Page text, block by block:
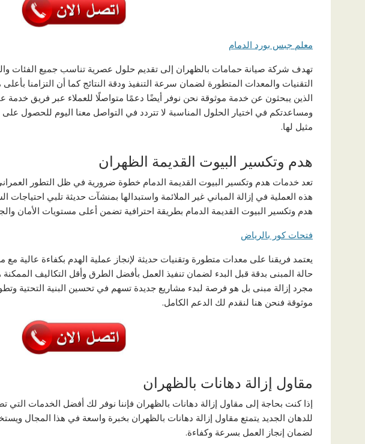
معلم جبس بورد الدمام
تهدف شركة صيانة حمامات بالظهران إلى تقديم حلول عصرية تناسب جميع الفئات
التقنيات والمعدات المتطورة لضمان سرعة التنفيذ ودقة النتائج كما أن التزامنا بأعلى
الذين يبحثون عن خدمة موثوقة نحن نوفر أيضًا دعمًا متواصلًا للعملاء عبر فريق خدمة
ومساعدتكم في اختيار الحلول المناسبة لا تتردد في التواصل معنا اليوم للحصول
مثيل لها.
هدم وتكسير البيوت القديمة الظهران
تعد خدمات هدم وتكسير البيوت القديمة الدمام خطوة ضرورية في ظل التطور
هذه العملية في إزالة المباني غير الملائمة واستبدالها بمنشآت حديثة تلبي
هدم وتكسير البيوت القديمة الدمام بطريقة احترافية تضمن أعلى مستويات الأمان
فتحات كور بالرياض
يعتمد فريقنا على معدات متطورة وتقنيات حديثة لإنجاز عملية الهدم بكفاءة عالية مع
حالة المبنى بدقة قبل البدء لضمان تنفيذ العمل بأفضل الطرق وأقل التكاليف
مجرد إزالة مبنى بل هو فرصة لبدء مشاريع جديدة تسهم في تحسين البنية التحتية
موثوقة فنحن هنا لنقدم لك الدعم الكامل.
مقاول إزالة دهانات بالظهران
إذا كنت بحاجة إلى مقاول إزالة دهانات بالظهران فإننا نوفر لك أفضل الخدمات
للدهان الجديد يتمتع مقاول إزالة دهانات بالظهران بخبرة واسعة في هذا المجال
لضمان إنجاز العمل بسرعة وكفاءة.